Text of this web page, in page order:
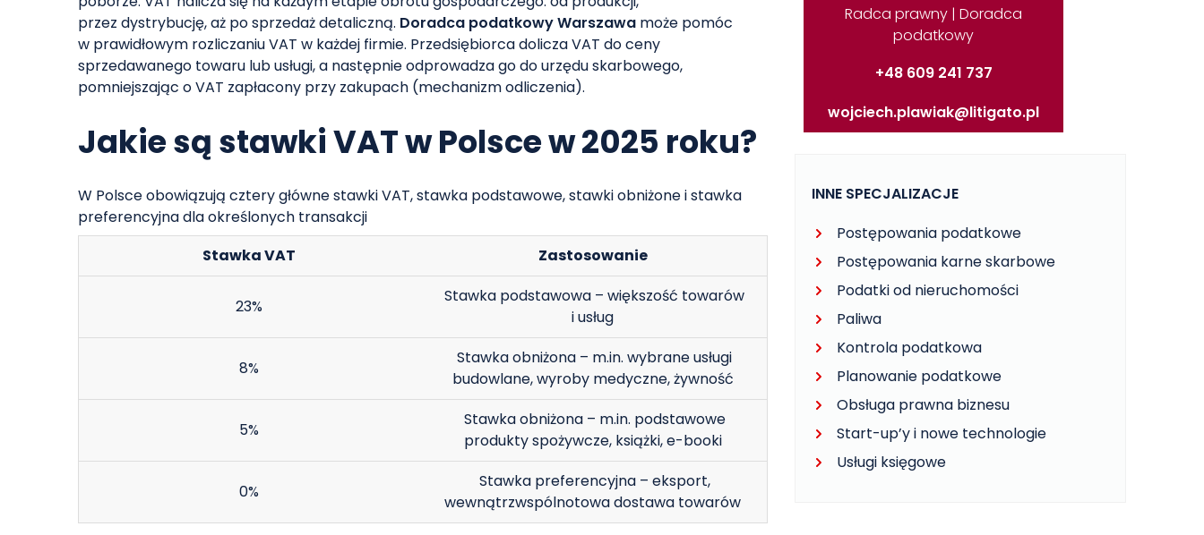
przez dystrybucję, aż po sprzedaż detaliczną. Doradca podatkowy Warszawa może pomóc
w prawidłowym rozliczaniu VAT w każdej firmie. Przedsiębiorca dolicza VAT do ceny
sprzedawanego towaru lub usługi, a następnie odprowadza go do urzędu skarbowego,
pomniejszając o VAT zapłacony przy zakupach (mechanizm odliczenia).
Jakie są stawki VAT w Polsce w 2025 roku?
W Polsce obowiązują cztery główne stawki VAT, stawka podstawowe, stawki obniżone i stawka
preferencyjna dla określonych transakcji
Stawka VAT
Zastosowanie
23%
Stawka podstawowa – większość towarów
i usług
8%
Stawka obniżona – m.in. wybrane usługi
budowlane, wyroby medyczne, żywność
5%
Stawka obniżona – m.in. podstawowe
produkty spożywcze, książki, e-booki
0%
Stawka preferencyjna – eksport,
wewnątrzwspólnotowa dostawa towarów
Radca prawny | Doradca
podatkowy
+48 609 241 737
wojciech.plawiak@litigato.pl
INNE SPECJALIZACJE
Postępowania podatkowe
Postępowania karne skarbowe
Podatki od nieruchomości
Paliwa
Kontrola podatkowa
Planowanie podatkowe
Obsługa prawna biznesu
Start-up’y i nowe technologie
Usługi księgowe